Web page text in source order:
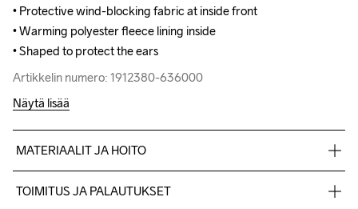
• Protective wind-blocking fabric at inside front
• Warming polyester fleece lining inside
• Shaped to protect the ears
Artikkelin numero: 1912380-636000
• Protective wind-blocking fabric at inside front
• Warming polyester fleece lining inside
• Shaped to protect the ears
Artikkelin numero: 1912380-636000
Näytä lisää
MATERIAALIT JA HOITO
100% Acrylic
TOIMITUS JA PALAUTUKSET